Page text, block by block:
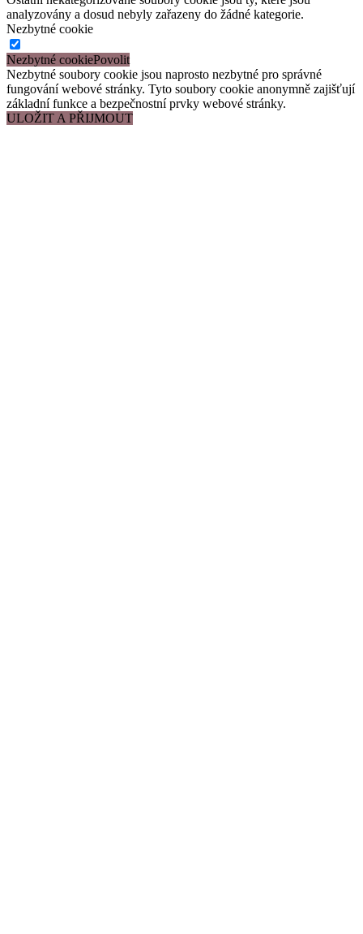
analyzovány a dosud nebyly zařazeny do žádné kategorie.
Nezbytné cookie
Nezbytné cookie
Nezbytné soubory cookie jsou naprosto nezbytné pro správné
fungování webové stránky. Tyto soubory cookie anonymně zajišťují
základní funkce a bezpečnostní prvky webové stránky.
ULOŽIT A PŘIJMOUT